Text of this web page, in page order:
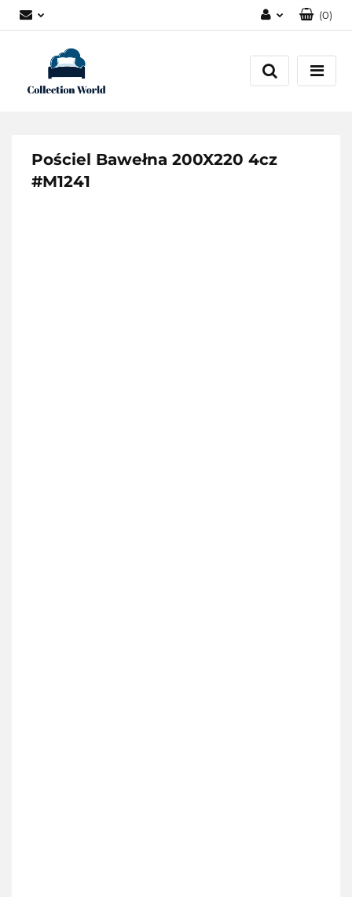
Zarejestruj się
(0)
Pościel Bawełna 200X220 4cz
#M1241